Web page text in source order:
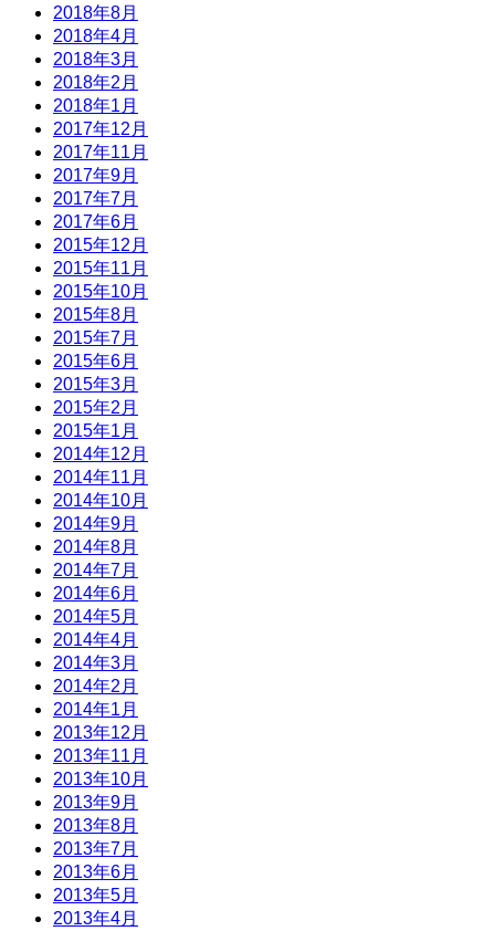
2018年8月
2018年4月
2018年3月
2018年2月
2018年1月
2017年12月
2017年11月
2017年9月
2017年7月
2017年6月
2015年12月
2015年11月
2015年10月
2015年8月
2015年7月
2015年6月
2015年3月
2015年2月
2015年1月
2014年12月
2014年11月
2014年10月
2014年9月
2014年8月
2014年7月
2014年6月
2014年5月
2014年4月
2014年3月
2014年2月
2014年1月
2013年12月
2013年11月
2013年10月
2013年9月
2013年8月
2013年7月
2013年6月
2013年5月
2013年4月